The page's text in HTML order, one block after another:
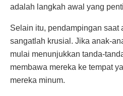
adalah langkah awal yang
Selain itu, pendampingan saat
sangatlah krusial. Jika anak-
mulai menunjukkan tanda-
membawa mereka ke tempat
mereka minum.